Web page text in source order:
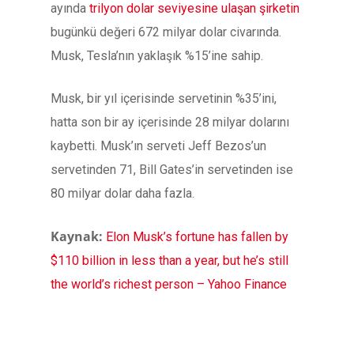
ayında trilyon dolar seviyesine ulaşan şirketin
bugünkü değeri 672 milyar dolar civarında.
Musk, Tesla’nın yaklaşık %15’ine sahip.
Musk, bir yıl içerisinde servetinin %35’ini,
hatta son bir ay içerisinde 28 milyar dolarını
kaybetti. Musk’ın serveti Jeff Bezos’un
servetinden 71, Bill Gates’in servetinden ise
80 milyar dolar daha fazla.
Kaynak: Elon Musk’s fortune has fallen by
$110 billion in less than a year, but he’s still
the world’s richest person – Yahoo Finance